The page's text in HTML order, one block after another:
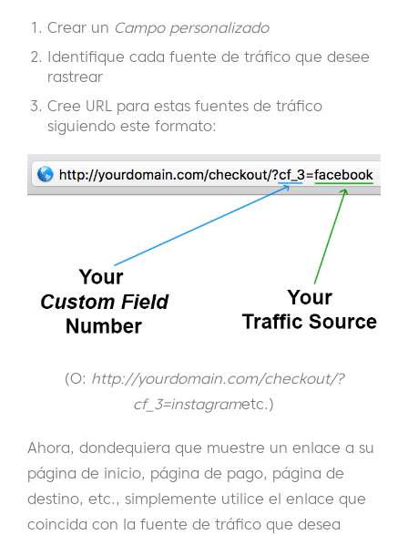
Crear un Campo personalizado
Identifique cada fuente de tráfico que desee
rastrear
Cree URL para estas fuentes de tráfico
siguiendo este formato:
(O: http://yourdomain.com/checkout/?
cf_3=instagrametc.)
Ahora, dondequiera que muestre un enlace a su
página de inicio, página de pago, página de
destino, etc., simplemente utilice el enlace que
coincida con la fuente de tráfico que desea